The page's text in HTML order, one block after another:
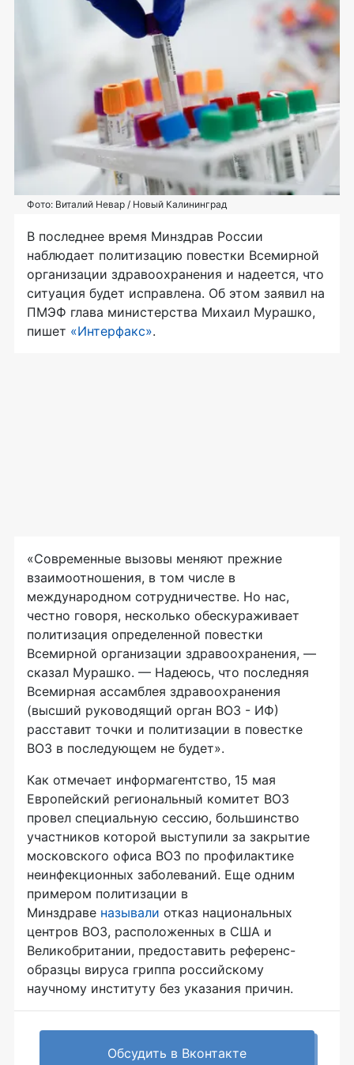
Фото: Виталий Невар / Новый Калининград
В последнее время Минздрав России
наблюдает политизацию повестки Всемирной
организации здравоохранения и надеется, что
ситуация будет исправлена. Об этом заявил на
ПМЭФ глава министерства Михаил Мурашко,
пишет «Интерфакс».
«Современные вызовы меняют прежние
взаимоотношения, в том числе в
международном сотрудничестве. Но нас,
честно говоря, несколько обескураживает
политизация определенной повестки
Всемирной организации здравоохранения, —
сказал Мурашко. — Надеюсь, что последняя
Всемирная ассамблея здравоохранения
(высший руководящий орган ВОЗ - ИФ)
расставит точки и политизации в повестке
ВОЗ в последующем не будет».
Как отмечает информагентство, 15 мая
Европейский региональный комитет ВОЗ
провел специальную сессию, большинство
участников которой выступили за закрытие
московского офиса ВОЗ по профилактике
неинфекционных заболеваний. Еще одним
примером политизации в
Минздраве называли отказ национальных
центров ВОЗ, расположенных в США и
Великобритании, предоставить референс-
образцы вируса гриппа российскому
научному институту без указания причин.
Обсудить в Вконтакте